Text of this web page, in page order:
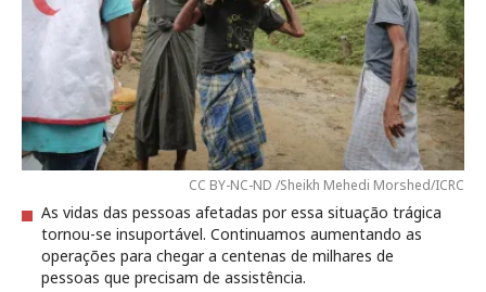
CC BY-NC-ND /Sheikh Mehedi Morshed/ICRC
As vidas das pessoas afetadas por essa situação trágica
tornou-se insuportável. Continuamos aumentando as
operações para chegar a centenas de milhares de
pessoas que precisam de assistência.